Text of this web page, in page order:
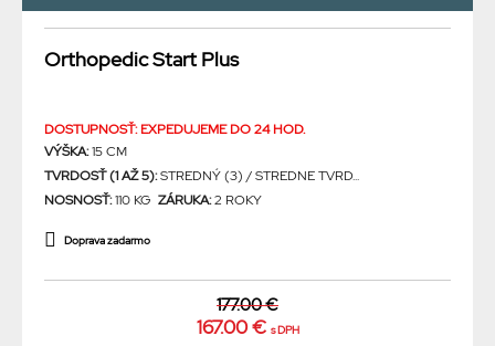
Orthopedic Start Plus
DOSTUPNOSŤ: EXPEDUJEME DO 24 HOD.
VÝŠKA:15 CM
TVRDOSŤ (1 AŽ 5):STREDNÝ (3) / STREDNE TVRD...
NOSNOSŤ:110 KG ZÁRUKA:2 ROKY
Doprava zadarmo
177.00 €
167.00 € s DPH